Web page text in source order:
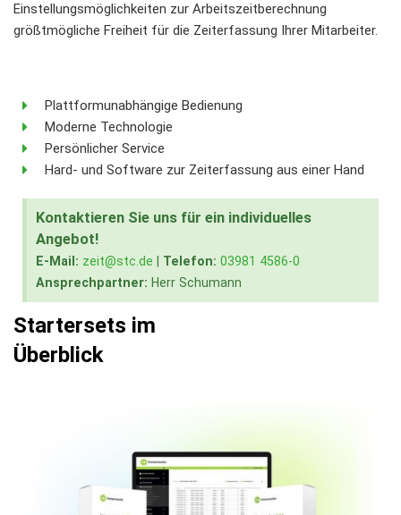
Einstellungsmöglichkeiten zur Arbeitszeitberechnung
größtmögliche Freiheit für die Zeiterfassung Ihrer Mitarbeiter.
Plattformunabhängige Bedienung
Moderne Technologie
Persönlicher Service
Hard- und Software zur Zeiterfassung aus einer Hand
Kontaktieren Sie uns für ein individuelles
Angebot!
E-Mail: zeit@stc.de Telefon: 03981 4586-0
Ansprechpartner: Herr Schumann
Startersets im
Überblick